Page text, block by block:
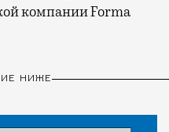
компании Forma
НИЖЕ